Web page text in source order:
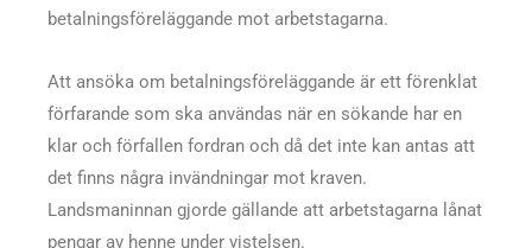
betalningsföreläggande mot arbetstagarna.
Att ansöka om betalningsföreläggande är ett förenklat
förfarande som ska användas när en sökande har en
klar och förfallen fordran och då det inte kan antas att
det finns några invändningar mot kraven.
Landsmaninnan gjorde gällande att arbetstagarna lånat
pengar av henne under vistelsen.